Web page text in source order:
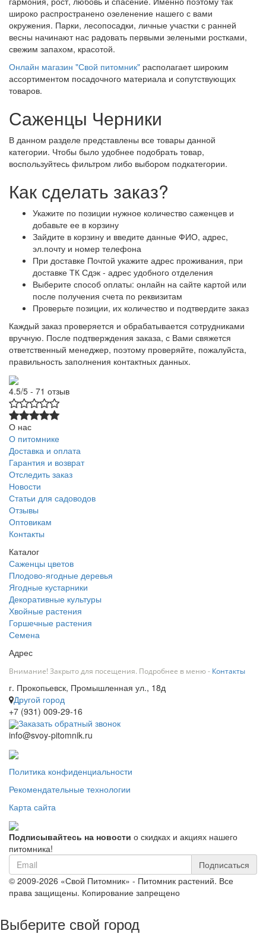
широко распространено озеленение нашего с вами
окружения. Парки, лесопосадки, личные участки с ранней
весны начинают нас радовать первыми зелеными ростками,
свежим запахом, красотой.
Онлайн магазин "Свой питомник" располагает широким
ассортиментом посадочного материала и сопутствующих
товаров.
Саженцы Черники
В данном разделе представлены все товары данной
категории. Чтобы было удобнее подобрать товар,
воспользуйтесь фильтром либо выбором подкатегории.
Как сделать заказ?
Укажите по позиции нужное количество саженцев и
добавьте ее в корзину
Зайдите в корзину и введите данные ФИО, адрес,
эл.почту и номер телефона
При доставке Почтой укажите адрес проживания, при
доставке ТК Сдэк - адрес удобного отделения
Выберите способ оплаты: онлайн на сайте картой или
после получения счета по реквизитам
Проверьте позиции, их количество и подтвердите заказ
Каждый заказ проверяется и обрабатывается сотрудниками
вручную. После подтверждения заказа, с Вами свяжется
ответственный менеджер, поэтому проверяйте, пожалуйста,
правильность заполнения контактных данных.
4.5/5 - 71 отзыв
О нас
О питомнике
Доставка и оплата
Гарантия и возврат
Отследить заказ
Новости
Статьи для садоводов
Отзывы
Оптовикам
Контакты
Каталог
Саженцы цветов
Плодово-ягодные деревья
Ягодные кустарники
Декоративные культуры
Хвойные растения
Горшечные растения
Семена
Адрес
Внимание! Закрыто для посещения. Подробнее в меню - Контакты
г. Прокопьевск, Промышленная ул., 18д
Другой город
+7 (931) 009-29-16
Заказать обратный звонок
info@svoy-pitomnik.ru
Политика конфиденциальности
Рекомендательные технологии
Карта сайта
Подписывайтесь на новости о скидках и акциях нашего
питомника!
Подписаться
© 2009-2026 «Свой Питомник» - Питомник растений. Все
права защищены. Копирование запрещено
Выберите свой город